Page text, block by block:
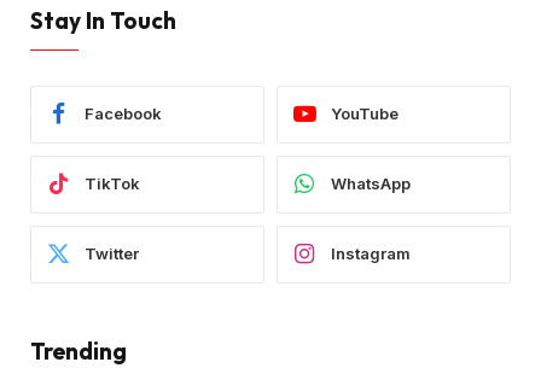
Stay In Touch
Facebook YouTube
TikTok WhatsApp
Twitter Instagram
Trending